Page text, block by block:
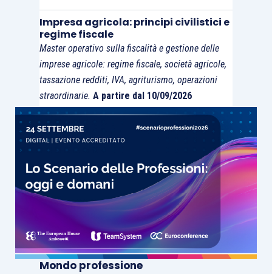
quotazioneper agevolare il passaggio
generazionale; dalla costituzione delleholding
“di famiglia” con utilizzo dell’articolo 177 Tuir
alleagevolazioni fiscali esistenti– da ormai 5
anni – a compensazione dei costi da sostenersi
nei percorsi di quotazione.
Si diceva, non solo il legislatore fiscale,
riferendosi alla prassi in materia; la stessa
Agenzia delle Entrate in molterisoluzioni,
risposte e consulenze giuridiche, si è
dimostrata oltremodo a favore dei passaggi
generazionali effettuati attraverso l’utilizzo di
operazioni straordinarie.
Impresa agricola: principi civilistici e
regime fiscale
Master operativo sulla fiscalità e gestione delle
imprese agricole: regime fiscale, società agricole,
tassazione redditi, IVA, agriturismo, operazioni
straordinarie. A partire dal 10/09/2026
Mondo professione